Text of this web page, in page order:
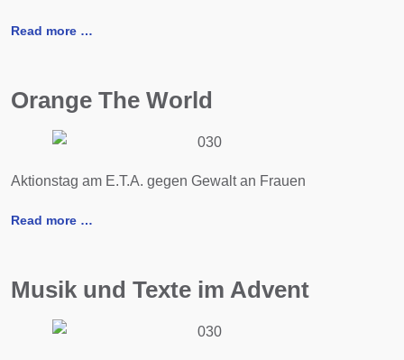
Read more …
Orange The World
Aktionstag am E.T.A. gegen Gewalt an Frauen
Read more …
Musik und Texte im Advent